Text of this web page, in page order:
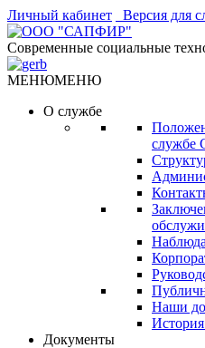
Личный кабинет Версия для
Современные социальные
МЕНЮМЕНЮ
О службе
службе
Наши
Документы